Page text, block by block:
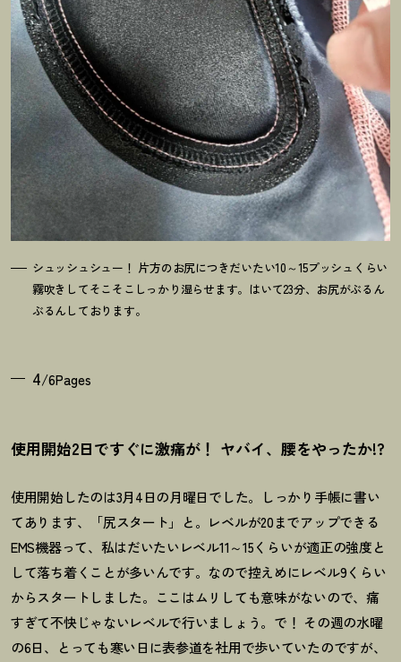
シュッシュシュー ！ 片方のお尻につきだいたい10～15プッシュくらい
霧吹きしてそこそこしっかり湿らせます。はいて23分、お尻がぶるん
ぶるんしております。
4/6Pages
使用開始2日ですぐに激痛が ！ ヤバイ、腰をやったか!?
使用開始したのは3月4日の月曜日でした。しっかり手帳に書い
てあります、「尻スタート」と。レベルが20までアップできる
EMS機器って、私はだいたいレベル11～15くらいが適正の強度と
して落ち着くことが多いんです。なので控えめにレベル9くらい
からスタートしました。ここはムリしても意味がないので、痛
すぎて不快じゃないレベルで行いましょう。で ！ その週の水曜
の6日、とっても寒い日に表参道を社用で歩いていたのですが、